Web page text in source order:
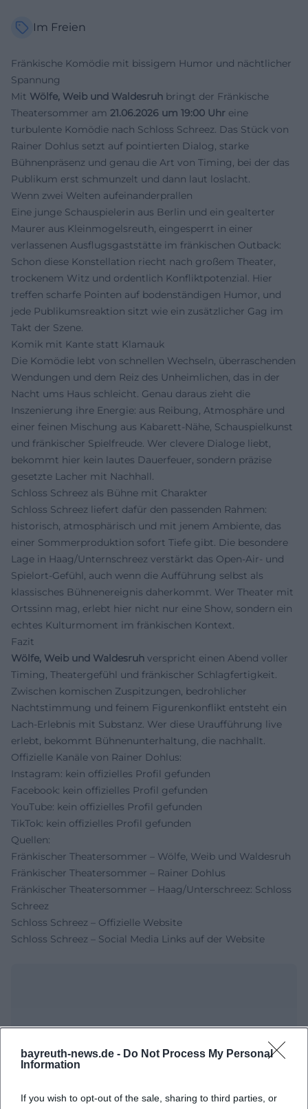
bayreuth-news.de - Do Not Process My Personal
Information
If you wish to opt-out of the sale, sharing to third parties, or
Im Freien
Fränkische Komödie mit bissigem Humor und nächtlicher
Spannung
Mit Wölfe, Weib und Waldesruh bringt der Fränkische
Theatersommer am 21.06.2026 um 19:00 Uhr eine
turbulente Komödie nach Schloss Schreez. Das Stück von
Rainer Dohlus setzt auf pointierten Dialog, starke
Bühnenpräsenz und genau die Art von Timing, bei der das
Publikum erst schmunzelt und dann laut loslacht.
Wenn zwei Welten aufeinanderprallen
Eine junge Schauspielerin aus Berlin und ein gealterter
Maurer aus Kleinmogelsreuth, eingesperrt in einer
verlassenen Ausflugsgaststätte im fränkischen Outback:
Schon diese Konstellation riecht nach großem Theater,
trockenem Witz und ordentlich Konfliktpotenzial. Hier
treffen scharfe Pointen auf bodenständigen Humor, und
jede Publikumsreaktion sitzt wie ein zusätzlicher Gag im
Takt der Szene.
Komik mit Kante statt Klamauk
Die Komödie lebt von schnellen Wechseln, überraschenden
Wendungen und dem Reiz des Unheimlichen, das in der
Nacht ums Haus schleicht. Genau daraus zieht die
Inszenierung ihre Energie: aus Reibung, Atmosphäre und
einer feinen Mischung aus Kabarett-Nähe, Schauspielkunst
und fränkischer Spielfreude. Wer clevere Dialoge liebt,
bekommt hier kein lautes Dauerfeuer, sondern präzise
gesetzte Lacher mit Nachhall.
Schloss Schreez als Bühne mit Charakter
Schloss Schreez liefert dafür den passenden Rahmen:
historisch, atmosphärisch und mit jenem Ambiente, das
einer Sommerproduktion sofort Tiefe gibt. Die besondere
Lage in Haag/Unternschreez verstärkt das Open-Air- und
Spielort-Gefühl, auch wenn die Aufführung selbst als
klassisches Bühnenereignis daherkommt. Wer Theater mit
Ortssinn mag, erlebt hier nicht nur eine Show, sondern ein
echtes Kulturmoment im fränkischen Kontext.
Fazit
Wölfe, Weib und Waldesruh verspricht einen Abend voller
Timing, Theatergefühl und fränkischer Schlagfertigkeit.
Zwischen komischen Zuspitzungen, bedrohlicher
Nachtstimmung und feinem Figurenkonflikt entsteht ein
Lach-Erlebnis mit Substanz. Wer diese Uraufführung live
erlebt, bekommt Bühnenunterhaltung, die nachhallt.
Offizielle Kanäle von Rainer Dohlus:
Instagram: kein offizielles Profil gefunden
Facebook: kein offizielles Profil gefunden
YouTube: kein offizielles Profil gefunden
TikTok: kein offizielles Profil gefunden
Quellen:
Fränkischer Theatersommer – Wölfe, Weib und Waldesruh
Fränkischer Theatersommer – Rainer Dohlus
Fränkischer Theatersommer – Haag/Unterschreez: Schloss
Schreez
Schloss Schreez – Offizielle Website
Schloss Schreez – Social Media Links auf der Website
Map unavailable